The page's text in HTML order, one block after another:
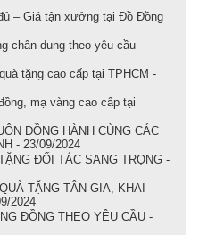
– Giá tận xưởng tại Đồ Đồng
chân dung theo yêu cầu -
tặng cao cấp tại TPHCM -
mạ vàng cao cấp tại
ĐỒNG HÀNH CÙNG CÁC
- 23/09/2024
ĐỐI TÁC SANG TRỌNG -
TẶNG TÂN GIA, KHAI
2024
ĐỒNG THEO YÊU CẦU -